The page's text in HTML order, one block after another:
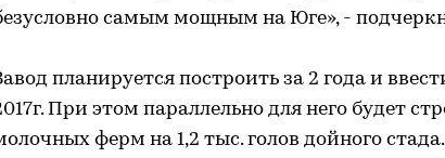
самым мощным на Юге», -
планируется построить за 2 года и
При этом параллельно для него будет
ферм на 1,2 тыс. голов дойного